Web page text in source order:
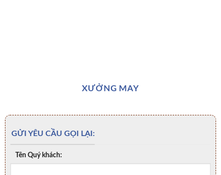
XƯỞNG MAY
GỬI YÊU CẦU GỌI LẠI:
Tên Quý khách: